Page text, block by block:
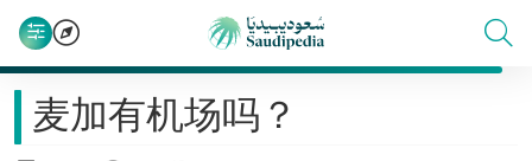
麦加有机场吗？